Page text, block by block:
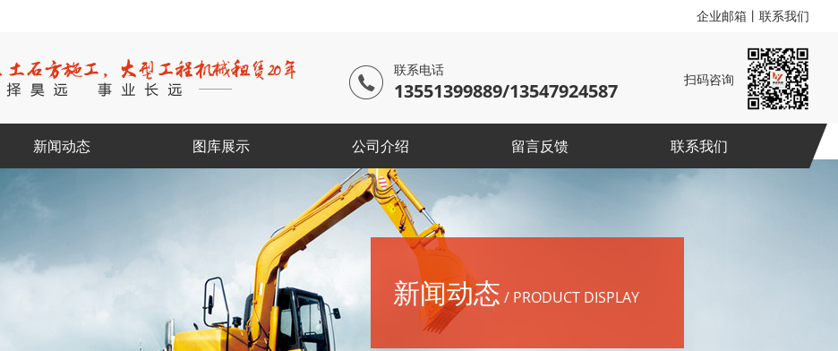
企业邮箱 丨 联系我们
联系电话
13551399889/13547924587 扫码咨询
新闻动态 图库展示 公司介绍 留言反馈 联系我们
新闻动态 / PRODUCT DISPLAY